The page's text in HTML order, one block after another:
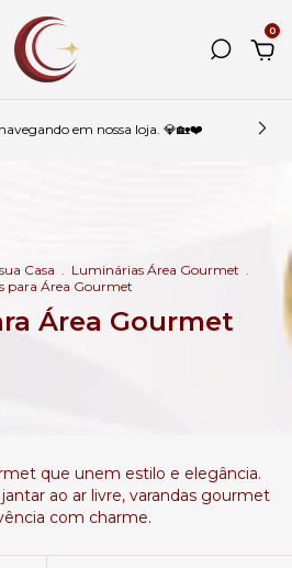
0
em nossa loja. 💎🏡❤️
Casa Luminárias Área Gourmet
para Área Gourmet
Área Gourmet
que unem estilo e elegância.
ao ar livre, varandas gourmet
com charme.